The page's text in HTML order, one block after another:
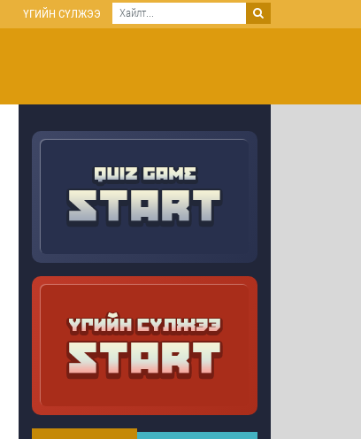
ҮГИЙН СҮЛЖЭЭ